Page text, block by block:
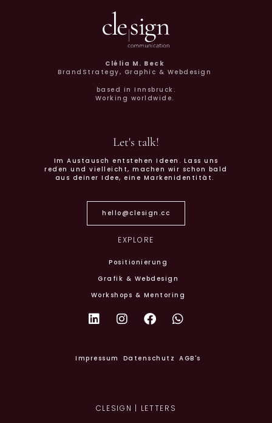
Clélia M. Beck
BrandStrategy, Graphic & Webdesign
based in Innsbruck.
Working worldwide.
Let's talk!
Im Austausch entstehen Ideen. Lass uns
reden und vielleicht, machen wir schon bald
aus deiner Idee, eine Markenidentität.
hello@clesign.cc
EXPLORE
Positionierung
Grafik & Webdesign
Workshops & Mentoring
Impressum Datenschutz AGB's
CLESIGN | LETTERS